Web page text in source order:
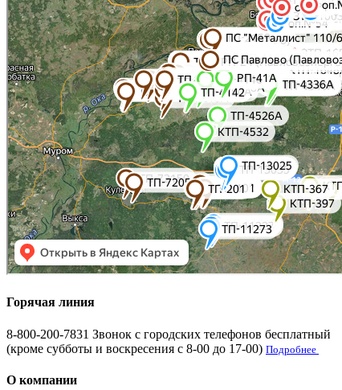
Горячая линия
8-800-200-7831 Звонок с городских телефонов бесплатный
(кроме субботы и воскресения с 8-00 до 17-00) Подробнее
О компании